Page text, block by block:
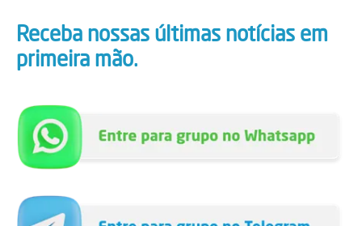
Receba nossas últimas notícias em
primeira mão.